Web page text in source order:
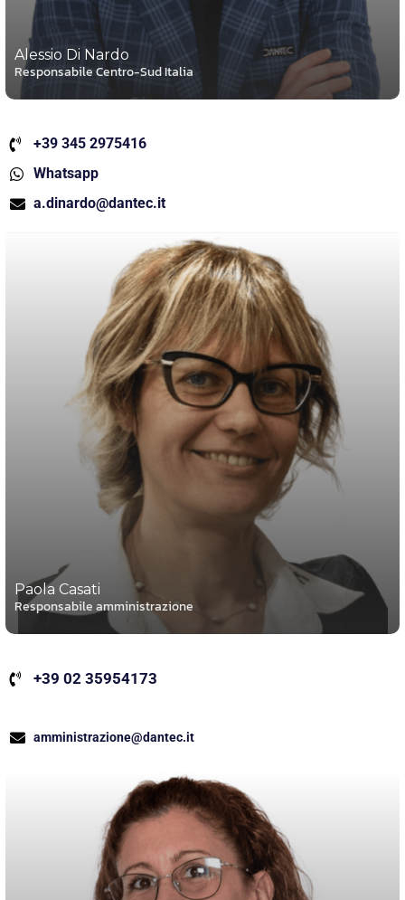
Alessio Di Nardo
Responsabile Centro-Sud Italia
+39 345 2975416
Whatsapp
a.dinardo@dantec.it
Paola Casati
Responsabile amministrazione
+39 02 35954173
amministrazione@dantec.it